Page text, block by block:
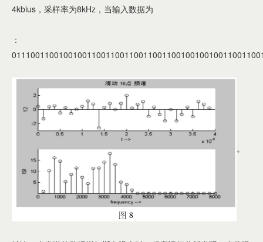
4kbius，采样率为8kHz，当输入数据为
：
。